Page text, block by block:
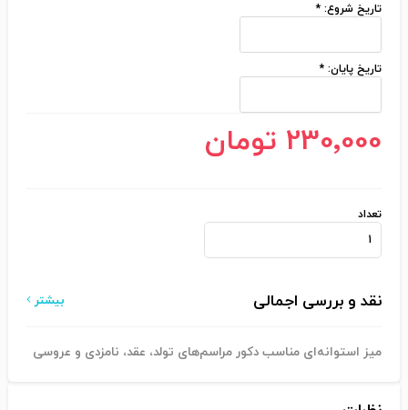
تاریخ شروع: *
تاریخ پایان: *
230٬000 تومان
تعداد
نقد و بررسی اجمالی بیشتر
میز استوانه‌ای مناسب دکور مراسم‌های تولد، عقد، نامزدی و عروسی